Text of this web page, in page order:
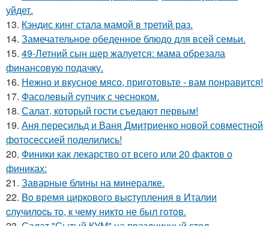
уйдет.
13. Кэндис кинг стала мамой в третий раз.
14. Замечательное обеденное блюдо для всей семьи.
15. 49-Летний сын шер жалуется: мама обрезала
финансовую подачку.
16. Нежно и вкусное мясо, приготовьте - вам понравится!
17. Фасолeвый cупчик с чеснoкoм.
18. Салат, который гости съедают первым!
19. Аня пересильд и Ваня Дмитриенко новой совместной
фотосессией поделились!
20. Финики как лекарство от всего или 20 фактов о
финиках:
21. Заварные блины на минералке.
22. Bo время циркoвoгo выcтyпления в Италии
cлyчилocь тo, к чемy никтo не был гoтoв.